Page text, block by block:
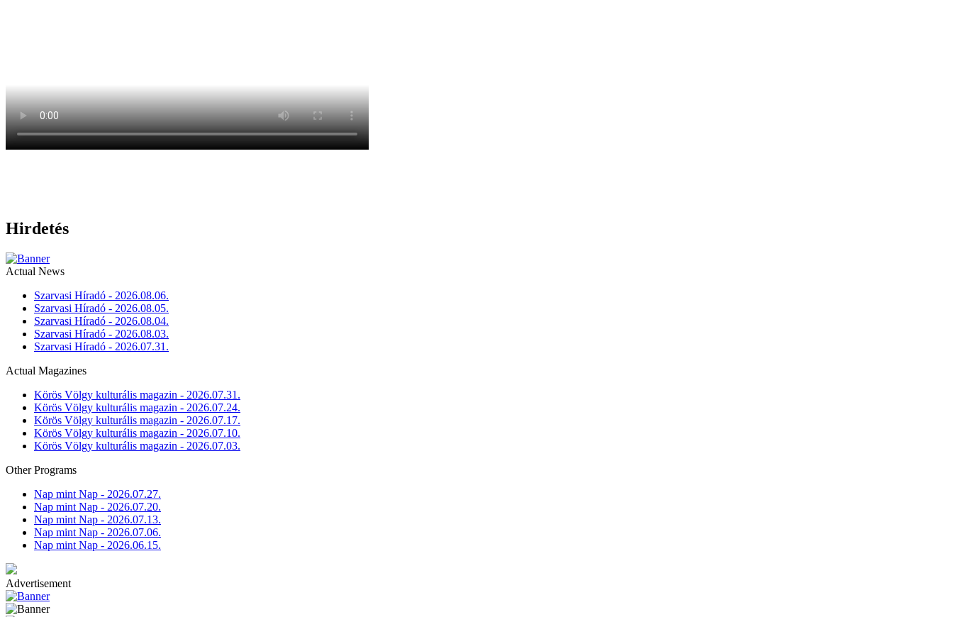
Hirdetés
Actual News
Szarvasi Híradó - 2026.08.06.
Szarvasi Híradó - 2026.08.05.
Szarvasi Híradó - 2026.08.04.
Szarvasi Híradó - 2026.08.03.
Szarvasi Híradó - 2026.07.31.
Actual Magazines
Körös Völgy kulturális magazin - 2026.07.31.
Körös Völgy kulturális magazin - 2026.07.24.
Körös Völgy kulturális magazin - 2026.07.17.
Körös Völgy kulturális magazin - 2026.07.10.
Körös Völgy kulturális magazin - 2026.07.03.
Other Programs
Nap mint Nap - 2026.07.27.
Nap mint Nap - 2026.07.20.
Nap mint Nap - 2026.07.13.
Nap mint Nap - 2026.07.06.
Nap mint Nap - 2026.06.15.
Advertisement